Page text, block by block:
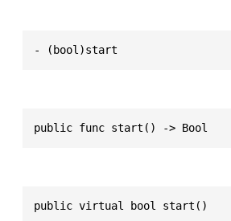
- (bool)start
public func start() -> Bool
public virtual bool start()